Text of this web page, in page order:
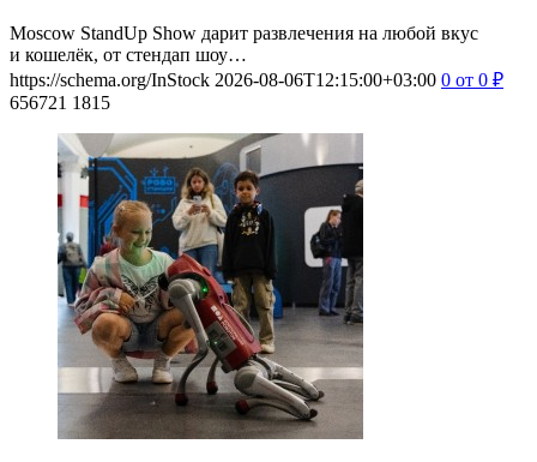
Moscow StandUp Show дарит развлечения на любой вкус
и кошелёк, от стендап шоу…
https://schema.org/InStock 2026-08-06T12:15:00+03:00 0 от 0 ₽
656721 1815